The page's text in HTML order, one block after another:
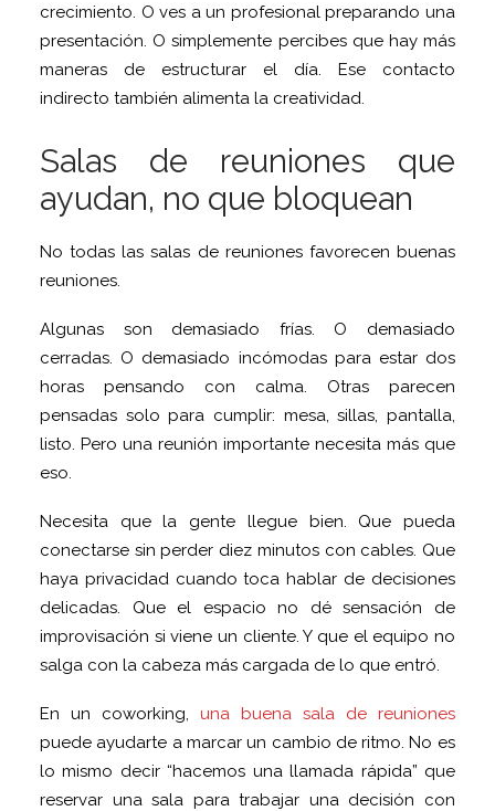
crecimiento. O ves a un profesional preparando una
presentación. O simplemente percibes que hay más
maneras de estructurar el día. Ese contacto
indirecto también alimenta la creatividad.
Salas de reuniones que
ayudan, no que bloquean
No todas las salas de reuniones favorecen buenas
reuniones.
Algunas son demasiado frías. O demasiado
cerradas. O demasiado incómodas para estar dos
horas pensando con calma. Otras parecen
pensadas solo para cumplir: mesa, sillas, pantalla,
listo. Pero una reunión importante necesita más que
eso.
Necesita que la gente llegue bien. Que pueda
conectarse sin perder diez minutos con cables. Que
haya privacidad cuando toca hablar de decisiones
delicadas. Que el espacio no dé sensación de
improvisación si viene un cliente. Y que el equipo no
salga con la cabeza más cargada de lo que entró.
En un coworking, una buena sala de reuniones
puede ayudarte a marcar un cambio de ritmo. No es
lo mismo decir “hacemos una llamada rápida” que
reservar una sala para trabajar una decisión con